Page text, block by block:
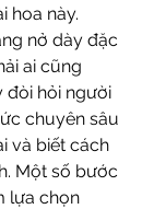
hoa này.
nở dày đặc
ai cũng
đòi hỏi người
chuyên sâu
và biết cách
Một số bước
lựa chọn